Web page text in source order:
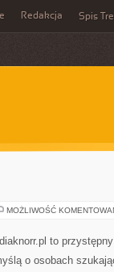
Redakcja Spis
MOŻLIWOŚĆ
to
o osobach